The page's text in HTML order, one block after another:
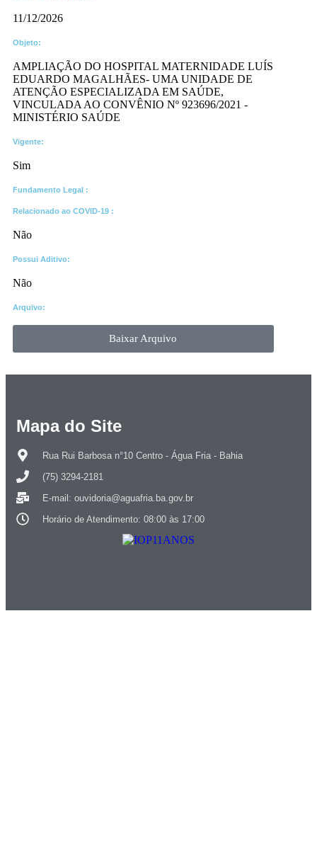
11/12/2026
Objeto:
AMPLIAÇÃO DO HOSPITAL MATERNIDADE LUÍS
EDUARDO MAGALHÃES- UMA UNIDADE DE
ATENÇÃO ESPECIALIZADA EM SAÚDE,
VINCULADA AO CONVÊNIO Nº 923696/2021 -
MINISTÉRIO SAÚDE
Vigente:
Sim
Fundamento Legal :​
Relacionado ao COVID-19 :​
Não
Possui Aditivo:​
Não
Arquivo:
Baixar Arquivo
Mapa do Site
Rua Rui Barbosa n°10 Centro - Água Fria - Bahia
(75) 3294-2181
E-mail: ouvidoria@aguafria.ba.gov.br
Horário de Atendimento: 08:00 às 17:00